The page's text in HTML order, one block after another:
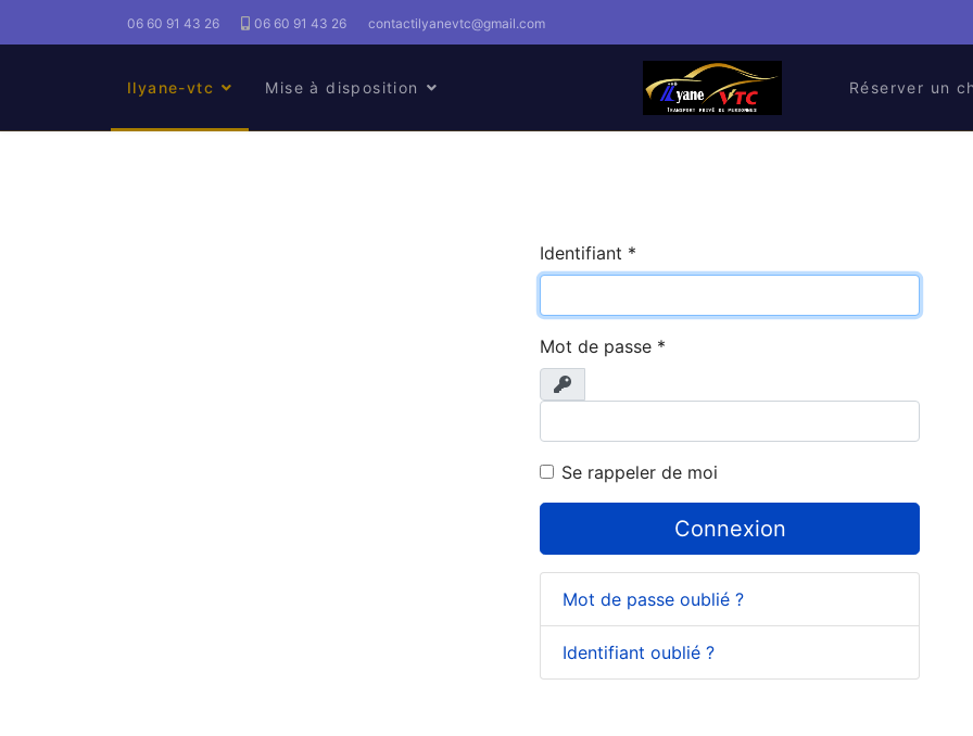
06 60 91 43 26 06 60 91 43 26 contactilyanevtc@gmail.com
Ilyane-vtc Mise à disposition Réserver un
Identifiant *
Mot de passe *
Afficher
Se rappeler de moi
Connexion
Mot de passe oublié ?
Identifiant oublié ?